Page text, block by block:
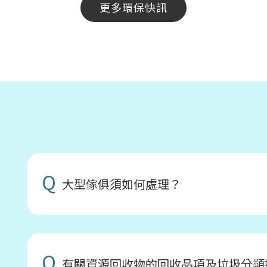
更多環保快訊
Q 大型傢俱須如何處理？
Q